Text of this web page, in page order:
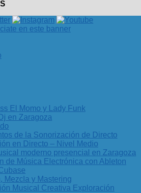
El Momo y Lady Funk
en Zaragoza
de la Sonorización de Directo
en Directo – Nivel Medio
moderno presencial en Zaragoza
de Música Electrónica con Ableton
Mezcla y Mastering
Musical Creativa Exploración